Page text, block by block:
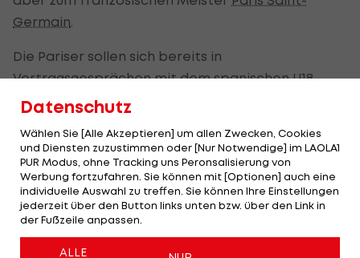
Germain
Die Pariser sollen sich bereits in
Vertragsgesprächen mit dem spanischen U18-
Nationalspieler befinden, die in dessen Vertrag
Millionen Euro ziehen wollen.
Dro, der philippinische Wurzeln hat, wechselte
2022 in die Jugendakademie La Masia. Sein La-
Liga-Debüt gab er am 28. September 2025 gegen
Real Sociedad, auch in derUEFA Champions
Datenschutz
Wählen Sie [Alle Akzeptieren] um allen Zwecken, Cookies
und Diensten zuzustimmen oder [Nur Notwendige] im LAOLA1
PUR Modus, ohne Tracking uns Peronsalisierung von
Werbung fortzufahren. Sie können mit [Optionen] auch eine
individuelle Auswahl zu treffen. Sie können Ihre Einstellungen
jederzeit über den Button links unten bzw. über den Link in
der Fußzeile anpassen.
ALLE